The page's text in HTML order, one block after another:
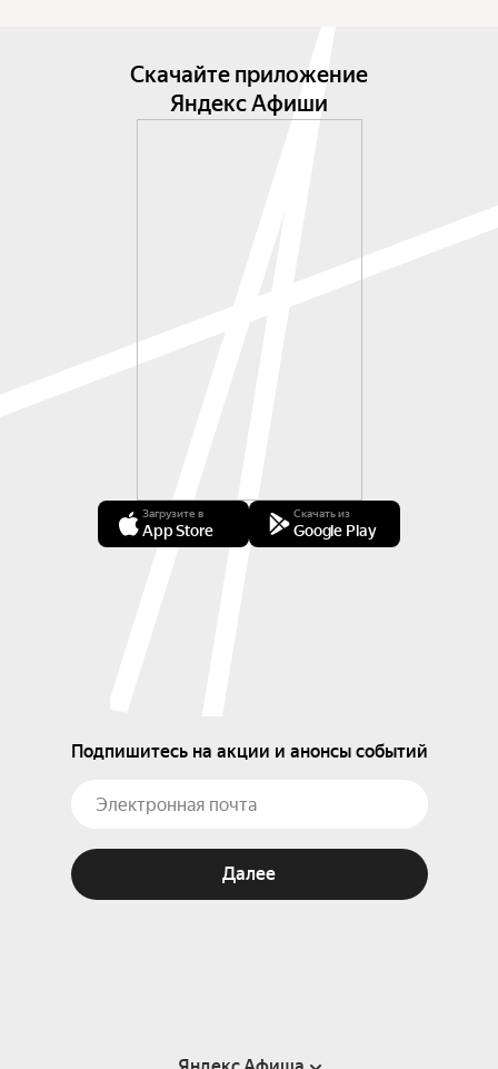
Скачайте приложение
Яндекс Афиши
Загрузите в
App Store
Скачать из
Google Play
Подпишитесь на акции и анонсы событий
Далее